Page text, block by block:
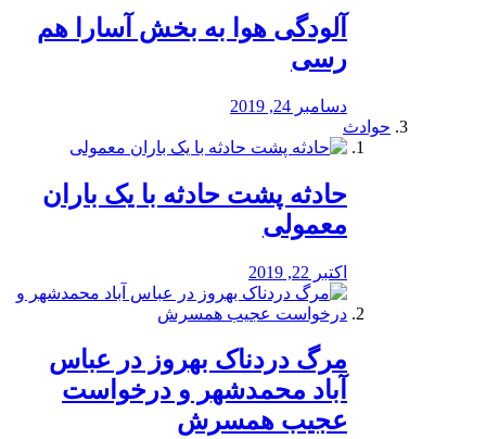
آلودگی هوا به بخش آسارا هم
رسی
دسامبر 24, 2019
حوادث
️حادثه پشت حادثه با یک باران
معمولی
اکتبر 22, 2019
مرگ دردناک بهروز در عباس
آباد محمدشهر و درخواست
عجیب همسرش